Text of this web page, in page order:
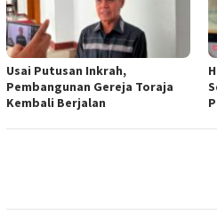
Usai Putusan Inkrah,
Pembangunan Gereja Toraja
Kembali Berjalan